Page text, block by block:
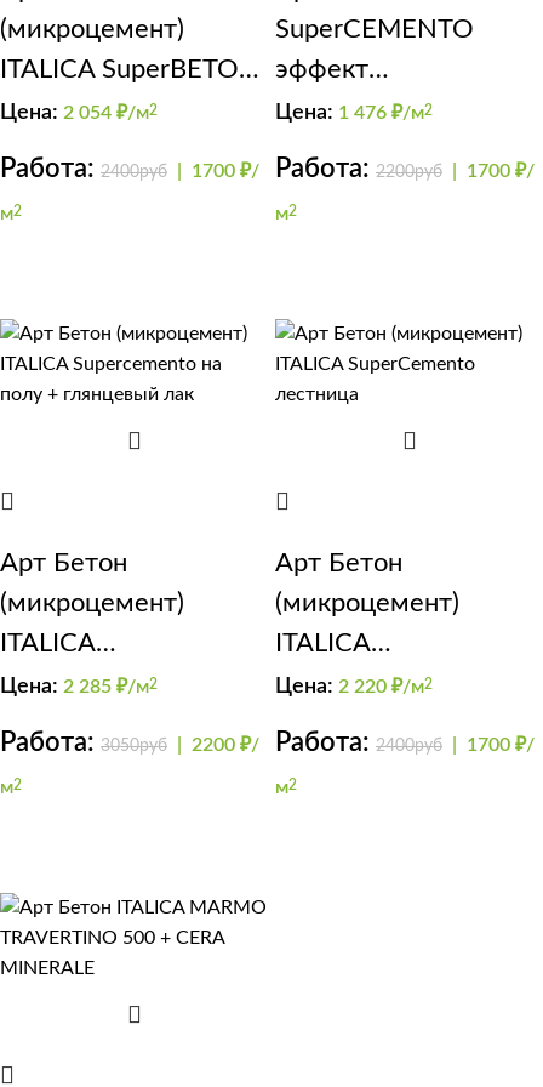
(микроцемент)
ITALICA SuperBETON
(для стен)
Цена: 2 054 ₽/м2
Работа: 2400руб 1700 ₽/
м2
SuperCEMENTO
эффект
микроцемент
Цена: 1 476 ₽/м2
Работа: 2200руб 1700 ₽/
м2
Арт Бетон
(микроцемент)
ITALICA
Supercemento на
Цена: 2 285 ₽/м2
Работа: 3050руб 2200 ₽/
м2
Арт Бетон
(микроцемент)
ITALICA
SuperCemento
Цена: 2 220 ₽/м2
Работа: 2400руб 1700 ₽/
м2